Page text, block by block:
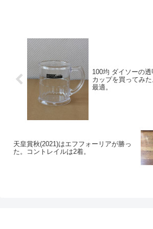
100均 ダイソーの
カップを買ってみ
最適。
天皇賞秋(2021)はエフフォーリアが勝っ
た。コントレイルは2着。